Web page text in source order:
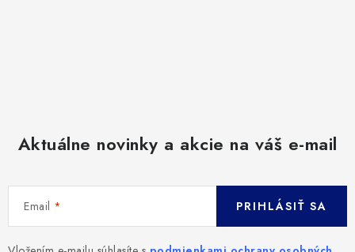
Aktuálne novinky a akcie na váš e-mail
Email PRIHLÁSIŤ SA